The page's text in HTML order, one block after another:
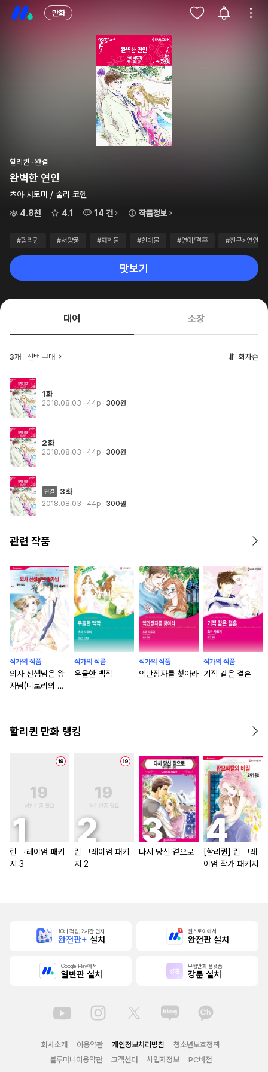
만화
할리퀸 · 완결
완벽한 연인
츠야 사토미 / 줄리 코헨
4.8천
4.1 14 건 작품정보
#할리퀸 #서양풍 #재회물 #현대물 #연애/결혼 #친구>연인
맛보기
대여 소장
3개 선택 구매 회차순
1화
2018.08.03 · 44p 300원
2화
2018.08.03 · 44p 300원
3화
2018.08.03 · 44p 300원
관련 작품
작가의 작품
의사 선생님은 왕
자님(니로리의 법
작가의 작품
우울한 백작
작가의 작품
억만장자를 찾아라
작가의 작품
기적 같은 결혼
할리퀸 만화 랭킹
린 그레이엄 패키
지 3
린 그레이엄 패키
지 2
다시 당신 곁으로
[할리퀸] 린 그레
이엄 작가 패키지
10배 적립, 2시간 먼저
완전판+ 설치
원스토어에서
완전판 설치
Google Play에서
일반판 설치
무협만화 플랫폼
강툰 설치
회사소개 이용약관 개인정보처리방침
청소년보호정책
블루머니이용약관
고객센터 사업자정보 PC버전